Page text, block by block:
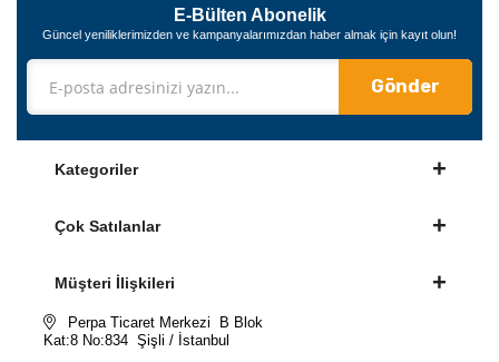
E-Bülten Abonelik
Güncel yeniliklerimizden ve kampanyalarımızdan haber almak için kayıt olun!
Gönder
Kategoriler
Çok Satılanlar
Müşteri İlişkileri
Perpa Ticaret Merkezi B Blok
Kat:8 No:834 Şişli / İstanbul